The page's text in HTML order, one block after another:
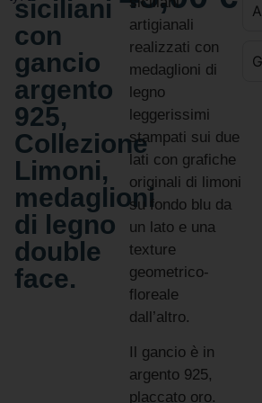
siciliani
con
gancio
argento
925,
Collezione
Limoni,
medaglioni
di legno
double
face.
artigianali
realizzati con
medaglioni di
legno
leggerissimi
stampati sui due
lati con grafiche
originali di limoni
su fondo blu da
un lato e una
texture
geometrico-
floreale
dall’altro.
Il gancio è in
argento 925,
placcato oro.